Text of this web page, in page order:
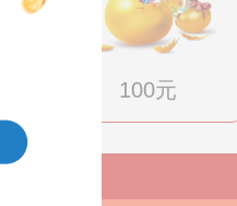
100元